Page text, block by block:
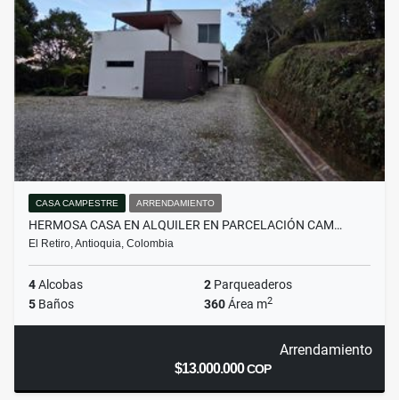
CASA CAMPESTRE ARRENDAMIENTO
HERMOSA CASA EN ALQUILER EN PARCELACIÓN CAM…
El Retiro, Antioquia, Colombia
4Alcobas 2 Parqueaderos
5 Baños 360Área m2
Arrendamiento
$13.000.000COP